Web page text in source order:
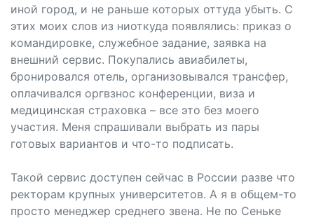
иной город, и не раньше которых оттуда убыть. С
этих моих слов из ниоткуда появлялись: приказ о
командировке, служебное задание, заявка на
внешний сервис. Покупались авиабилеты,
бронировался отель, организовывался трансфер,
оплачивался оргвзнос конференции, виза и
медицинская страховка – все это без моего
участия. Меня спрашивали выбрать из пары
готовых вариантов и что-то подписать.
Такой сервис доступен сейчас в России разве что
ректорам крупных университетов. А я в общем-то
просто менеджер среднего звена. Не по Сеньке